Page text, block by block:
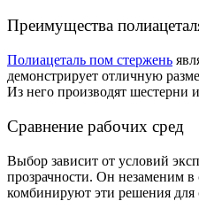
Преимущества
Полиацеталь пом стержень
демонстрирует отличную
Из него производят шестерни
Сравнение рабочих сред
Выбор зависит от условий
прозрачности. Он незаменим
комбинируют эти решения для